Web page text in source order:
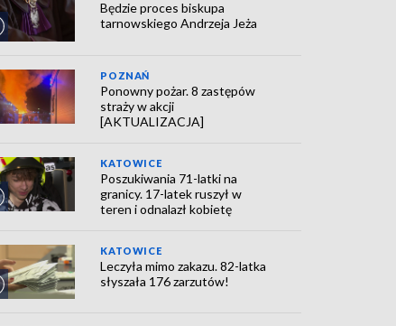
Będzie proces biskupa
tarnowskiego Andrzeja Jeża
POZNAŃ
Ponowny pożar. 8 zastępów
straży w akcji
[AKTUALIZACJA]
KATOWICE
Poszukiwania 71-latki na
granicy. 17-latek ruszył w
teren i odnalazł kobietę
KATOWICE
Leczyła mimo zakazu. 82-latka
słyszała 176 zarzutów!